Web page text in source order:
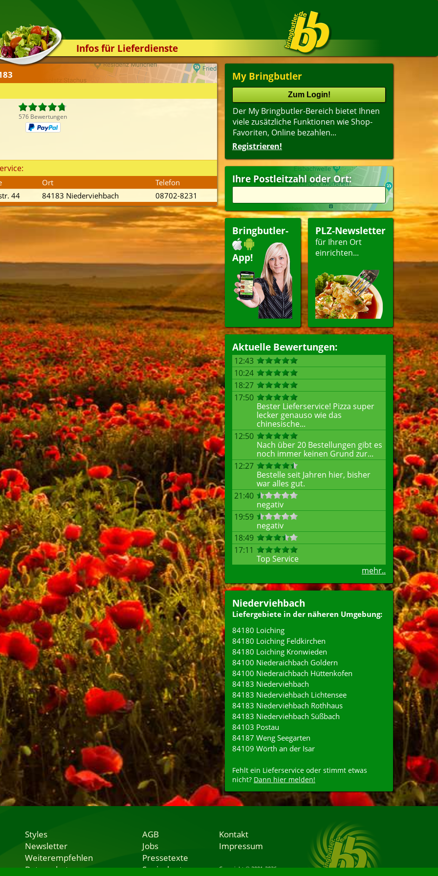
Infos für Lieferdienste
Kassensystem
Zuverlässigkeit
Kontakt
My Bringbutler
Der My Bringbutler-Bereich bietet Ihnen
viele zusätzliche Funktionen wie Shop-
Favoriten, Online bezahlen...
Registrieren!
Ihre Postleitzahl oder Ort:
Bringbutler-
App!
PLZ-Newsletter
für Ihren Ort
einrichten...
Aktuelle Bewertungen:
12:43
10:24
18:27
17:50
Bester Lieferservice! Pizza super
lecker genauso wie das
chinesische...
12:50
Nach über 20 Bestellungen gibt es
noch immer keinen Grund zur...
12:27
Bestelle seit Jahren hier, bisher
war alles gut.
21:40
negativ
19:59
negativ
18:49
17:11
Top Service
mehr..
Niederviehbach
Liefergebiete in der näheren Umgebung:
84180 Loiching
84180 Loiching Feldkirchen
84180 Loiching Kronwieden
84100 Niederaichbach Goldern
84100 Niederaichbach Hüttenkofen
84183 Niederviehbach
84183 Niederviehbach Lichtensee
84183 Niederviehbach Rothhaus
84183 Niederviehbach Süßbach
84103 Postau
84187 Weng Seegarten
84109 Wörth an der Isar
Fehlt ein Lieferservice oder stimmt etwas
nicht? Dann hier melden!
576 Bewertungen
Ort
Telefon
44 84183 Niederviehbach 08702-8231
Styles
Newsletter
Weiterempfehlen
Datenschutz
AGB
Jobs
Pressetexte
Speisekarten
Kontakt
Impressum
Copyright © 2001-2026